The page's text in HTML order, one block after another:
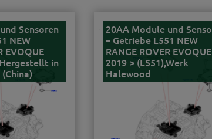
Sensoren
NEW
EVOQUE
in
20AA Module und
– Getriebe L551 NEW
RANGE ROVER EVOQUE
2019 > (L551),Werk
Halewood